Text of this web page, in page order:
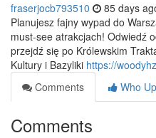
fraserjocb793510 85 days
Planujesz fajny wypad do
must-see atrakcjach! Odwiedź
przejdź się po Królewskim
Kultury i Bazyliki https://
Comments
Who
Comments